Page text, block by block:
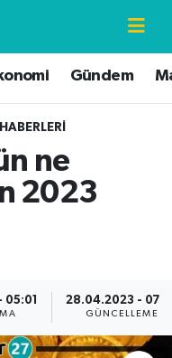
Gündem
ne
2023
28.04.2023 -
GÜNCELLEME
Fikstür